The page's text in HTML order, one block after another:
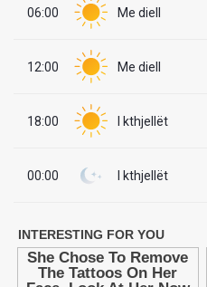
06:00 Me diell
12:00 Me diell
18:00 I kthjellët
00:00 I kthjellët